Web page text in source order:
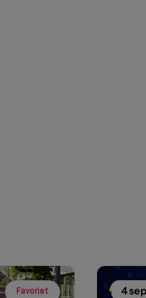
Favoriet 4 sep